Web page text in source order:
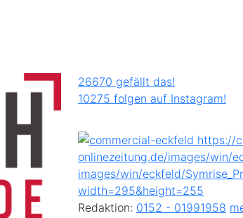
26670 gefällt das!
10275 folgen auf Instagram!
Redaktion: 0152 - 01991958